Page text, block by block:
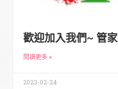
歡迎加入我們~ 管
閱讀更多 »
2023-02-24